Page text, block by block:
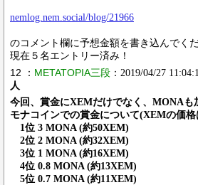
nemlog.nem.social/blog/21966
のコメント欄に予想金額を書き込んでくだ
現在５名エントリー済み！
12 ： METATOPIA三段 ：2019/04/27
人
今回、賞金にXEMだけでなく、MONAも
モナコインでの賞金について(XEMの価格
1位 3 MONA (約50XEM)
2位 2 MONA (約32XEM)
3位 1 MONA (約16XEM)
4位 0.8 MONA (約13XEM)
5位 0.7 MONA (約11XEM)